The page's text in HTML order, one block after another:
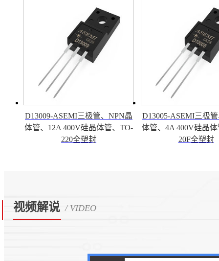
D13009-ASEMI三极管、NPN晶
体管、12A 400V硅晶体管、TO-
220全塑封
D13005-ASEMI三极
体管、4A 400V硅晶
20F全塑封
视频解说 / VIDEO